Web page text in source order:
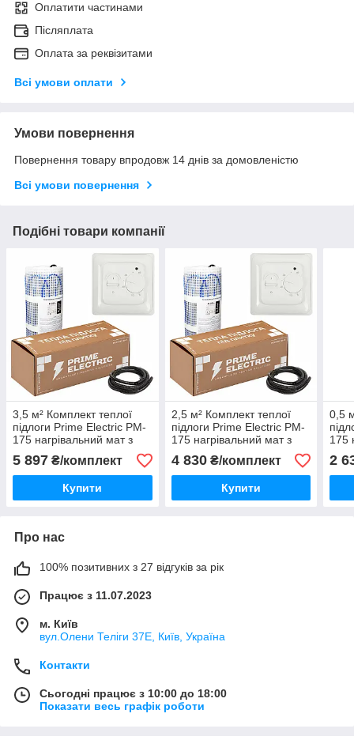
Оплатити частинами
Післяплата
Оплата за реквізитами
Всі умови оплати
Умови повернення
Повернення товару впродовж 14 днів за домовленістю
Всі умови повернення
Подібні товари компанії
3,5 м² Комплект теплої
підлоги Prime Electric PM-
175 нагрівальний мат з
терморегулятором білим
5 897 ₴/комплект
Купити
2,5 м² Комплект теплої
підлоги Prime Electric PM-
175 нагрівальний мат з
терморегулятором білим
4 830₴/комплект
Купити
0,5
175
2
Про нас
100% позитивних з 27 відгуків за рік
Працює з 11.07.2023
м. Київ
вул.Олени Теліги 37Е, Київ, Україна
Контакти
Сьогодні працює з 10:00 до 18:00
Показати весь графік роботи